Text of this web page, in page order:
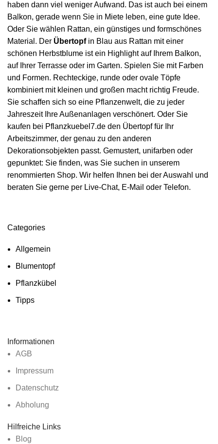
haben dann viel weniger Aufwand. Das ist auch bei einem
Balkon, gerade wenn Sie in Miete leben, eine gute Idee.
Oder Sie wählen Rattan, ein günstiges und formschönes
Material. Der Übertopf in Blau aus Rattan mit einer
schönen Herbstblume ist ein Highlight auf Ihrem Balkon,
auf Ihrer Terrasse oder im Garten. Spielen Sie mit Farben
und Formen. Rechteckige, runde oder ovale Töpfe
kombiniert mit kleinen und großen macht richtig Freude.
Sie schaffen sich so eine Pflanzenwelt, die zu jeder
Jahreszeit Ihre Außenanlagen verschönert. Oder Sie
kaufen bei Pflanzkuebel7.de den Übertopf für Ihr
Arbeitszimmer, der genau zu den anderen
Dekorationsobjekten passt. Gemustert, unifarben oder
gepunktet: Sie finden, was Sie suchen in unserem
renommierten Shop. Wir helfen Ihnen bei der Auswahl und
beraten Sie gerne per Live-Chat, E-Mail oder Telefon.
Categories
Allgemein
Blumentopf
Pflanzkübel
Tipps
Informationen
AGB
Impressum
Datenschutz
Abholung
Hilfreiche Links
Blog